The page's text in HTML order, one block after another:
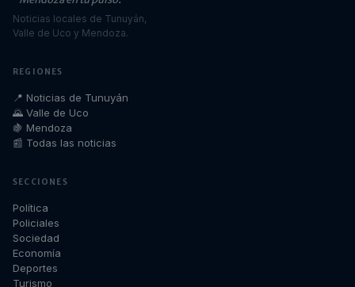
Noticias locales de Tunuyán,
Valle de Uco y Mendoza.
REGIONES
📍 Noticias de Tunuyán
🌄 Valle de Uco
🍇 Mendoza
📰 Todas las noticias
SECCIONES
Política
Policiales
Sociedad
Economía
Deportes
Turismo